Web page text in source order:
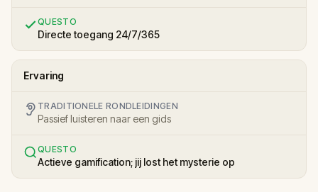
QUESTO
Directe toegang 24/7/365
Ervaring
TRADITIONELE RONDLEIDINGEN
Passief luisteren naar een gids
QUESTO
Actieve gamification; jij lost het mysterie op